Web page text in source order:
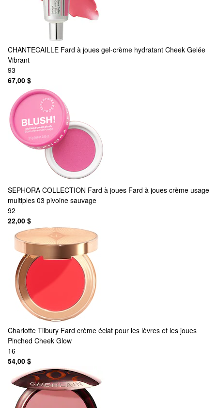
CHANTECAILLE Fard à joues gel-crème hydratant Cheek Gelée
Vibrant
93
67,00 $
SEPHORA COLLECTION Fard à joues Fard à joues crème usage
multiples 03 pivoine sauvage
92
22,00 $
Charlotte Tilbury Fard crème éclat pour les lèvres et les joues
Pinched Cheek Glow
16
54,00 $